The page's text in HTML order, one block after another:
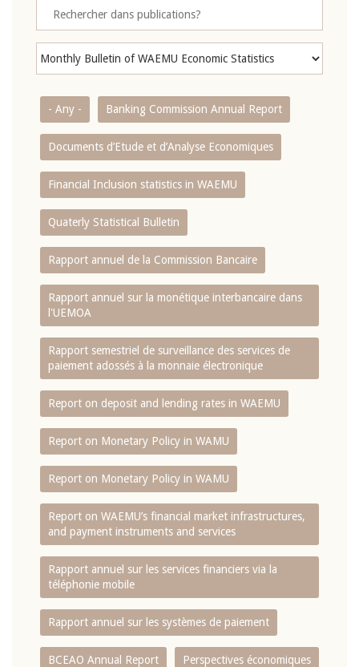
- Any - Banking Commission Annual Report
Documents d’Etude et d’Analyse Economiques
Financial Inclusion statistics in WAEMU
Quaterly Statistical Bulletin
Rapport annuel de la Commission Bancaire
Rapport annuel sur la monétique interbancaire dans
l'UEMOA
Rapport semestriel de surveillance des services de
paiement adossés à la monnaie électronique
Report on deposit and lending rates in WAEMU
Report on Monetary Policy in WAMU
Report on Monetary Policy in WAMU
Report on WAEMU’s financial market infrastructures,
and payment instruments and services
Rapport annuel sur les services financiers via la
téléphonie mobile
Rapport annuel sur les systèmes de paiement
BCEAO Annual Report Perspectives économiques